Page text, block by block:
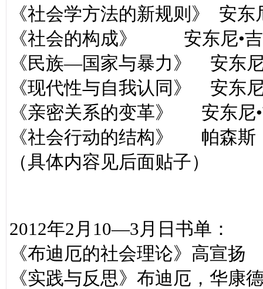
《社会学方法的新规则》 安东
《社会的构成》 安东尼•
《民族—国家与暴力》 安东
《现代性与自我认同》 安东
《亲密关系的变革》 安东尼
《社会行动的结构》 帕森斯
（具体内容见后面贴子）
2012年2月10—3月日书单：
《布迪厄的社会理论》高宣扬
《实践与反思》布迪厄，华康